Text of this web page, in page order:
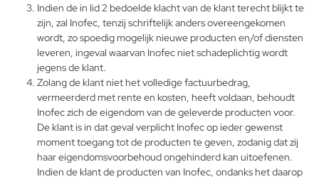
Indien de in lid 2 bedoelde klacht van de klant terecht blijkt te
zijn, zal Inofec, tenzij schriftelijk anders overeengekomen
wordt, zo spoedig mogelijk nieuwe producten en/of diensten
leveren, ingeval waarvan Inofec niet schadeplichtig wordt
jegens de klant.
Zolang de klant niet het volledige factuurbedrag,
vermeerderd met rente en kosten, heeft voldaan, behoudt
Inofec zich de eigendom van de geleverde producten voor.
De klant is in dat geval verplicht Inofec op ieder gewenst
moment toegang tot de producten te geven, zodanig dat zij
haar eigendomsvoorbehoud ongehinderd kan uitoefenen.
Indien de klant de producten van Inofec, ondanks het daarop